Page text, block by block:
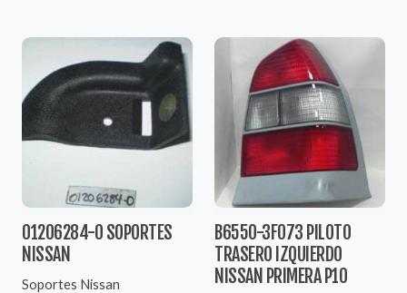
01206284-0 SOPORTES
NISSAN
Soportes Nissan
B6550-3F073 PILOTO
TRASERO IZQUIERDO
NISSAN PRIMERA P10